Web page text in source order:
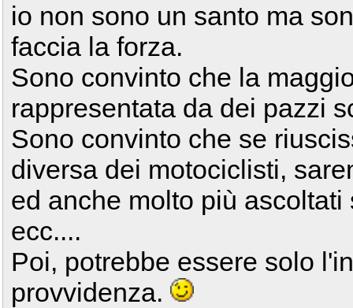
io non sono un santo ma
faccia la forza.
Sono convinto che la
rappresentata da dei pazzi
Sono convinto che se
diversa dei motociclisti,
ed anche molto più
ecc....
Poi, potrebbe essere solo
provvidenza.